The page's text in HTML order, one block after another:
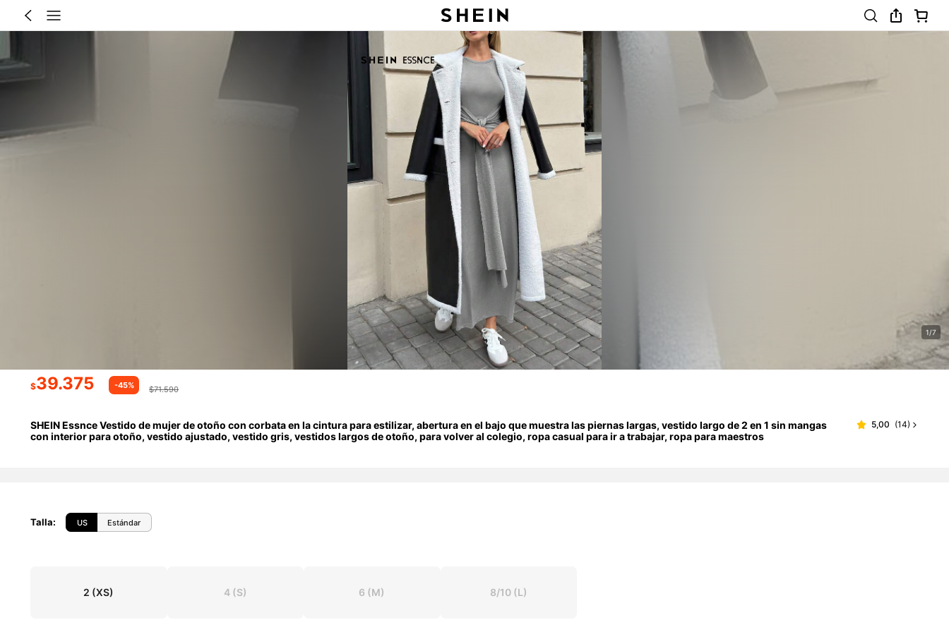
1/7
$39.375 -45% $71.590
SHEIN Essnce Vestido de mujer de otoño con corbata en la cintura para estilizar, abertura en el bajo que muestra las piernas largas, vestido largo de 2 en 1 sin mangas
con interior para otoño, vestido ajustado, vestido gris, vestidos largos de otoño, para volver al colegio, ropa casual para ir a trabajar, ropa para maestros
5,00 (14)
Talla: US Estándar
2 (XS) 4(S) 6 (M) 8/10(L)